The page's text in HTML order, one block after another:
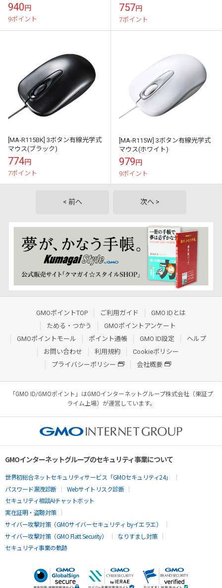
ジモデル ブラック
940円
9ポイント
757円
7ポイント
[MA-R115BK] 3ボタン有線光学式
マウス(ブラック)
774円
7ポイント
[MA-R115W] 3ボタン有線光学式
マウス(ホワイト)
979円
9ポイント
< 前へ 次へ >
GMOポイントTOP ご利用ガイド
GMO IDとは
ためる・つかう
GMOポイントアンケート
GMOポイントモール
ポイント通帳 GMO ID設定
ヘルプ
お問い合わせ
利用規約
Cookieポリシー
プライバシーポリシー
会社概要
「GMO ID/GMOポイント」はGMOインターネットグループ株式会社（東証プ
ライム上場）が運営しています。
GMOインターネットグループのセキュリティ事業について
世界初総合ネットセキュリティサービス「GMOセキュリティ24」
パスワード漏洩診断
Webサイトリスク診断
セキュリティ相談AIチャットボット
実在証明・盗聴対策
サイバー攻撃対策（GMOサイバーセキュリティ byイエラエ）
サイバー攻撃対策（GMO Flatt Security）
なりすまし対策
セキュリティ事業の軌跡